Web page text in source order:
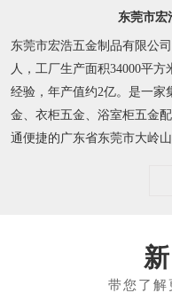
东莞市宏
东莞市宏浩五金制品有限公
人，工厂生产面积34000平
经验，年产值约2亿。是一家
金、衣柜五金、浴室柜五金
通便捷的广东省东莞市大岭